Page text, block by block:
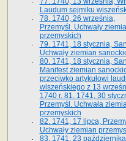
Laudum sejmiku
78. 1740, 26 września,
Przemyśl. Uchwały
przemyskich
79. 1741, 18 stycznia,
Uchwały ziemian
80. 1741, 18 stycznia,
Manifest ziemian
przeciwko artykułowi
wiszeńskiego z 13
1740 r. 81. 1741, 30
Przemyśl. Uchwała
przemyskich
82. 1741, 17 lipca,
Uchwały ziemian
83. 1741, 23